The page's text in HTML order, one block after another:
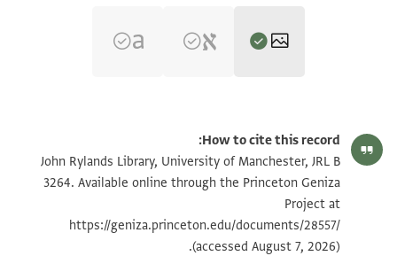
JRL B 3264 1 / 3 leaves, verso הגדל וסובב
JRL B 3264 2 / 3 leaves, recto
JRL B 3264 2 / 3 leaves, verso הגדל וסובב
How to cite this record:
John Rylands Library, University of Manchester, JRL B
3264. Available online through the Princeton Geniza
Project at
https://geniza.princeton.edu/documents/28557/
(accessed August 7, 2026).